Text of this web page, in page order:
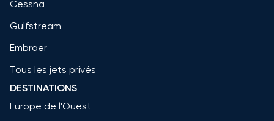
Cessna
Gulfstream
Embraer
Tous les jets privés
DESTINATIONS
Europe de l'Ouest